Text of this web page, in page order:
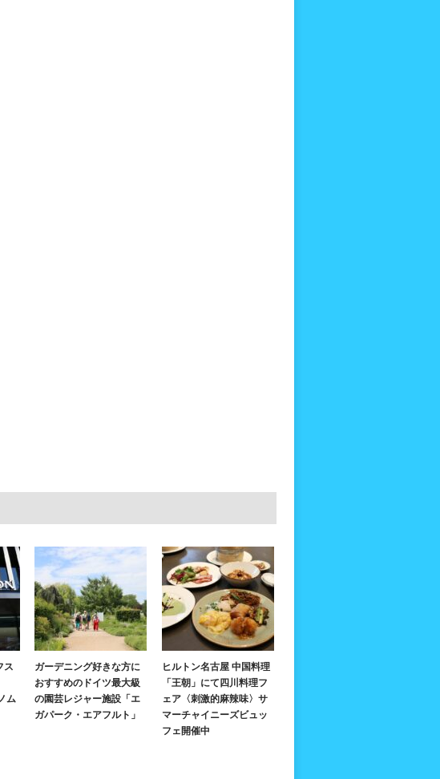
ス
ム
ガーデニング好きな方に
おすすめのドイツ最大級
の園芸レジャー施設「エ
ガパーク・エアフルト」
ヒルトン名古屋 中国料理
「王朝」にて四川料理フ
ェア〈刺激的麻辣味〉サ
マーチャイニーズビュッ
フェ開催中